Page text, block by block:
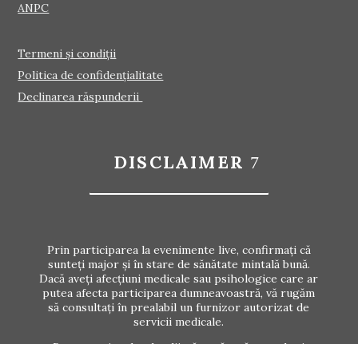
ANPC
Termeni și condiții
Politica de confidențialitate
Declinarea răspunderii
DISCLAIMER
Prin participarea la evenimente live, confirmați că
sunteți major și în stare de sănătate mintală bună.
Dacă aveți afecțiuni medicale sau psihologice care ar
putea afecta participarea dumneavoastră, vă rugăm
să consultați în prealabil un furnizor autorizat de
servicii medicale.